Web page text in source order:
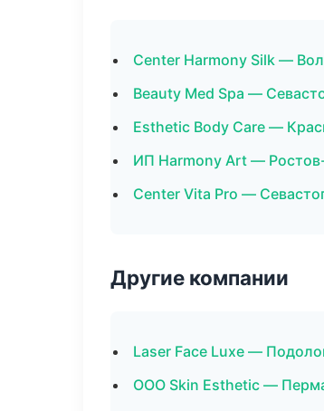
Center Harmony Silk —
Beauty Med Spa —
Esthetic Body Care —
ИП Harmony Art —
Center Vita Pro —
Другие компании
Laser Face Luxe —
ООО Skin Esthetic —